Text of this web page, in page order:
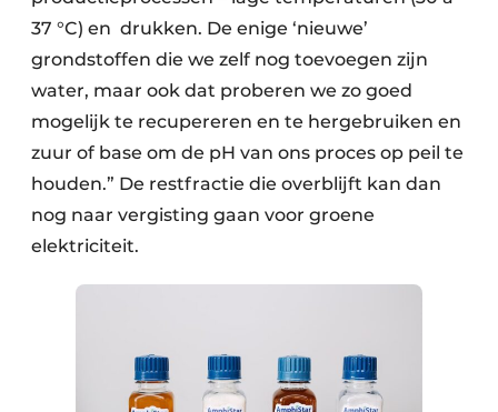
37 °C) en drukken. De enige ‘nieuwe’
grondstoffen die we zelf nog toevoegen zijn
water, maar ook dat proberen we zo goed
mogelijk te recupereren en te hergebruiken en
zuur of base om de pH van ons proces op peil te
houden.” De restfractie die overblijft kan dan
nog naar vergisting gaan voor groene
elektriciteit.